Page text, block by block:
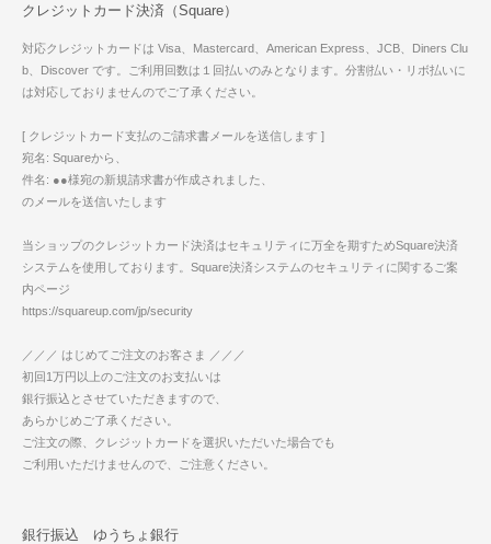
クレジットカード決済（Square）
対応クレジットカードは Visa、Mastercard、American Express、JCB、Diners Clu
b、Discover です。ご利用回数は１回払いのみとなります。分割払い・リボ払いに
は対応しておりませんのでご了承ください。
[ クレジットカード支払のご請求書メールを送信します ]
宛名: Squareから、
件名: ●●様宛の新規請求書が作成されました、
のメールを送信いたします
当ショップのクレジットカード決済はセキュリティに万全を期すためSquare決済
システムを使用しております。Square決済システムのセキュリティに関するご案
内ページ
https://squareup.com/jp/security
／／／ はじめてご注文のお客さま ／／／
初回1万円以上のご注文のお支払いは
銀行振込とさせていただきますので、
あらかじめご了承ください。
ご注文の際、クレジットカードを選択いただいた場合でも
ご利用いただけませんので、ご注意ください。
銀行振込 ゆうちょ銀行